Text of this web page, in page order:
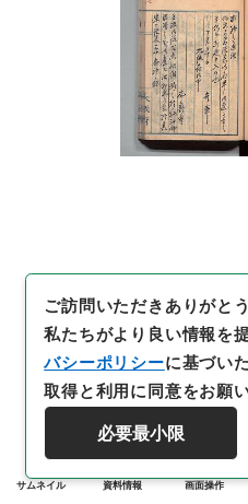
サムネイル 資料情報 画面操作
ご訪問いただきありがと
私たちがより良い情報を
バシーポリシーに基づい
取得と利用に同意をお願
必要最小限